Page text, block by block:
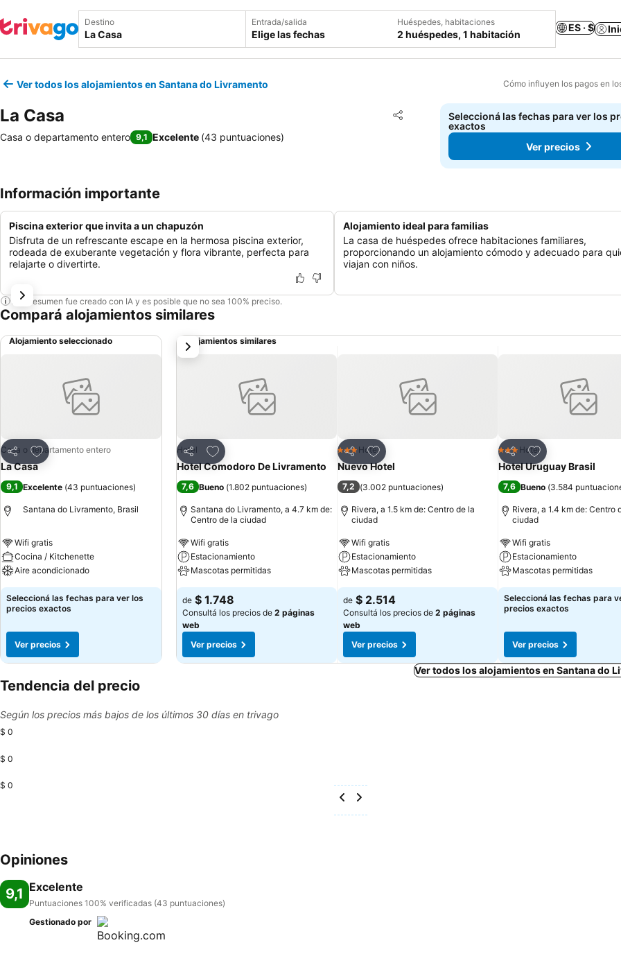
Destino Entrada/salida
Elige las fechas
Huéspedes, habitaciones
2 huéspedes, 1 habitación
ES · $
Ver todos los alojamientos en Santana do Livramento Cómo influyen los pagos en
La Casa Compartir
Añadir a favoritos
Casa o departamento entero 9,1 Excelente (43 puntuaciones)
Seleccioná las fechas para ver los
exactos
Ver precios
Información importante
Piscina exterior que invita a un chapuzón
Disfruta de un refrescante escape en la hermosa piscina exterior,
rodeada de exuberante vegetación y flora vibrante, perfecta para
relajarte o divertirte.
Alojamiento ideal para familias
La casa de huéspedes ofrece habitaciones familiares,
proporcionando un alojamiento cómodo y adecuado para
viajan con niños.
Este resumen fue creado con IA y es posible que no sea 100% preciso.
Compará alojamientos similares
Alojamiento seleccionado
Compartir
Añadir a favoritos
Casa o departamento entero
La Casa
9,1 Excelente (43 puntuaciones)
Santana do Livramento, Brasil
Wifi gratis
Cocina / Kitchenette
Aire acondicionado
Seleccioná las fechas para ver los
precios exactos
Ver precios
Alojamientos similares
Compartir
Añadir a favoritos
Hotel
Hotel Comodoro De Livramento
7,6 Bueno (1.802 puntuaciones)
Santana do Livramento, a 4.7 km de:
Centro de la ciudad
Wifi gratis
Estacionamiento
Mascotas permitidas
de $ 1.748
Consultá los precios de 2 páginas
web
Ver precios
Compartir
Añadir a favoritos
3 Estrellas
Hotel
Nuevo Hotel
7,2 (3.002 puntuaciones)
Rivera, a 1.5 km de: Centro de la
ciudad
Wifi gratis
Estacionamiento
Mascotas permitidas
de $ 2.514
Consultá los precios de 2 páginas
web
Ver precios
Compartir
Añadir a favoritos
3 Estrellas
Hotel
Hotel Uruguay Brasil
7,6 Bueno (3.584
Rivera, a 1.4 km de: Centro
ciudad
Wifi gratis
Estacionamiento
Mascotas permitidas
Seleccioná las fechas para
precios exactos
Ver precios
siguiente
Ver todos los alojamientos en Santana do
Tendencia del precio
Según los precios más bajos de los últimos 30 días en trivago
$ 0
$ 0
$ 0
Opiniones
9,1 Excelente
Puntuaciones 100% verificadas (43 puntuaciones)
Gestionado por